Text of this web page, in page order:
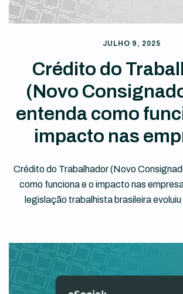
JULHO 9, 2025
Crédito do
(Novo
entenda como
impacto nas
Crédito do Trabalhador (Novo
como funciona e o impacto nas
legislação trabalhista brasileira